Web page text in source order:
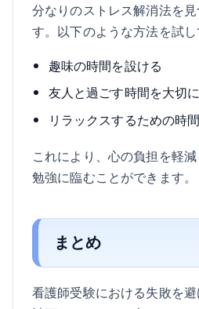
分なりのストレス解消法を
す。以下のような方法を試し
趣味の時間を設ける
友人と過ごす時間を大切
リラックスするための時
これにより、心の負担を軽
勉強に臨むことができます。
まとめ
看護師受験における失敗を